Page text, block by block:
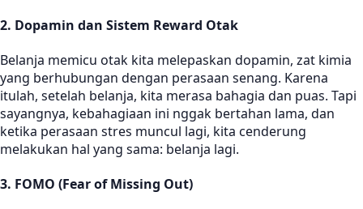
2. Dopamin dan Sistem Reward Otak
Belanja memicu otak kita melepaskan dopamin, zat kimia
yang berhubungan dengan perasaan senang. Karena
itulah, setelah belanja, kita merasa bahagia dan puas. Tapi
sayangnya, kebahagiaan ini nggak bertahan lama, dan
ketika perasaan stres muncul lagi, kita cenderung
melakukan hal yang sama: belanja lagi.
3. FOMO (Fear of Missing Out)